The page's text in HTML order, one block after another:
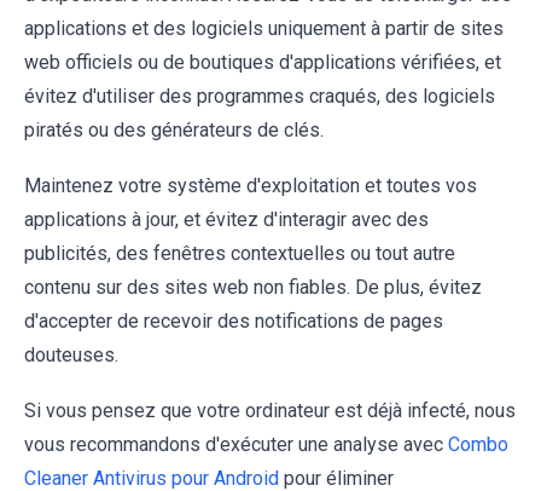
applications et des logiciels uniquement à partir de sites
web officiels ou de boutiques d'applications vérifiées, et
évitez d'utiliser des programmes craqués, des logiciels
piratés ou des générateurs de clés.
Maintenez votre système d'exploitation et toutes vos
applications à jour, et évitez d'interagir avec des
publicités, des fenêtres contextuelles ou tout autre
contenu sur des sites web non fiables. De plus, évitez
d'accepter de recevoir des notifications de pages
douteuses.
Si vous pensez que votre ordinateur est déjà infecté, nous
vous recommandons d'exécuter une analyse avec Combo
Cleaner Antivirus pour Android pour éliminer